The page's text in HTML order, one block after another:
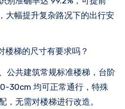
大幅提升复杂路况下的出行安
楼梯的尺寸有要求吗？
公共建筑常规标准楼梯，台阶
30cm 均可正常通行，特殊
，无需对楼梯进行改造。